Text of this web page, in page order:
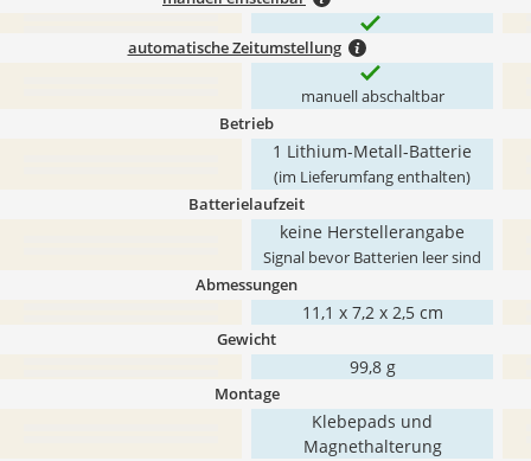
automatische Zeitumstellung
manuell abschaltbar
Betrieb
1 Lithium-Metall-Batterie
(im Lieferumfang enthalten)
Batterielaufzeit
keine Herstellerangabe
Signal bevor Batterien leer sind
Abmessungen
11,1 x 7,2 x 2,5 cm
Gewicht
99,8 g
Montage
Klebepads und
Magnethalterung